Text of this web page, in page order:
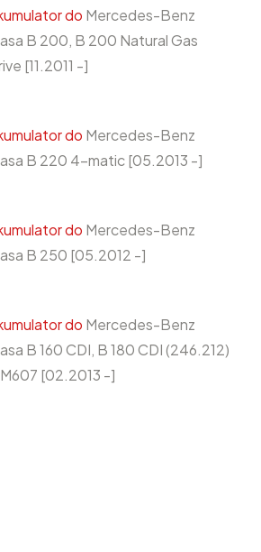
do Mercedes-Benz
B 200, B 200 Natural Gas
[11.2011 -]
do Mercedes-Benz
B 220 4-matic [05.2013 -]
do Mercedes-Benz
B 250 [05.2012 -]
do Mercedes-Benz
B 160 CDI, B 180 CDI (246.212)
[02.2013 -]